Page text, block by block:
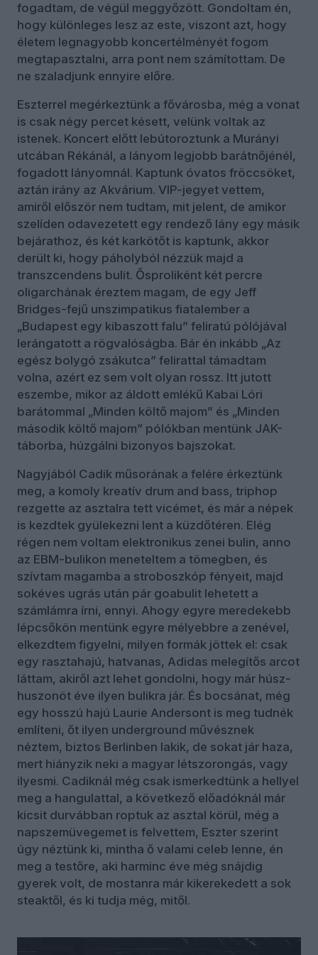
fogadtam, de végül meggyőzött. Gondoltam én,
hogy különleges lesz az este, viszont azt, hogy
életem legnagyobb koncertélményét fogom
megtapasztalni, arra pont nem számítottam. De
ne szaladjunk ennyire előre.
Eszterrel megérkeztünk a fővárosba, még a vonat
is csak négy percet késett, velünk voltak az
istenek. Koncert előtt lebútoroztunk a Murányi
utcában Rékánál, a lányom legjobb barátnőjénél,
fogadott lányomnál. Kaptunk óvatos fröccsöket,
aztán irány az Akvárium. VIP-jegyet vettem,
amiről először nem tudtam, mit jelent, de amikor
szelíden odavezetett egy rendező lány egy másik
bejárathoz, és két karkötőt is kaptunk, akkor
derült ki, hogy páholyból nézzük majd a
transzcendens bulit. Ősproliként két percre
oligarchának éreztem magam, de egy Jeff
Bridges-fejű unszimpatikus fiatalember a
„Budapest egy kibaszott falu” feliratú pólójával
lerángatott a rögvalóságba. Bár én inkább „Az
egész bolygó zsákutca” felirattal támadtam
volna, azért ez sem volt olyan rossz. Itt jutott
eszembe, mikor az áldott emlékű Kabai Lóri
barátommal „Minden költő majom” és „Minden
második költő majom” pólókban mentünk JAK-
táborba, húzgálni bizonyos bajszokat.
Nagyjából Cadik műsorának a felére érkeztünk
meg, a komoly kreatív drum and bass, triphop
rezgette az asztalra tett vicémet, és már a népek
is kezdtek gyülekezni lent a küzdőtéren. Elég
régen nem voltam elektronikus zenei bulin, anno
az EBM-bulikon meneteltem a tömegben, és
szívtam magamba a stroboszkóp fényeit, majd
sokéves ugrás után pár goabulit lehetett a
számlámra írni, ennyi. Ahogy egyre meredekebb
lépcsőkön mentünk egyre mélyebbre a zenével,
elkezdtem figyelni, milyen formák jöttek el: csak
egy rasztahajú, hatvanas, Adidas melegítős arcot
láttam, akiről azt lehet gondolni, hogy már húsz-
huszonöt éve ilyen bulikra jár. És bocsánat, még
egy hosszú hajú Laurie Andersont is meg tudnék
említeni, őt ilyen underground művésznek
néztem, biztos Berlinben lakik, de sokat jár haza,
mert hiányzik neki a magyar létszorongás, vagy
ilyesmi. Cadiknál még csak ismerkedtünk a hellyel
meg a hangulattal, a következő előadóknál már
kicsit durvábban roptuk az asztal körül, még a
napszemüvegemet is felvettem, Eszter szerint
úgy néztünk ki, mintha ő valami celeb lenne, én
meg a testőre, aki harminc éve még snájdig
gyerek volt, de mostanra már kikerekedett a sok
steaktől, és ki tudja még, mitől.